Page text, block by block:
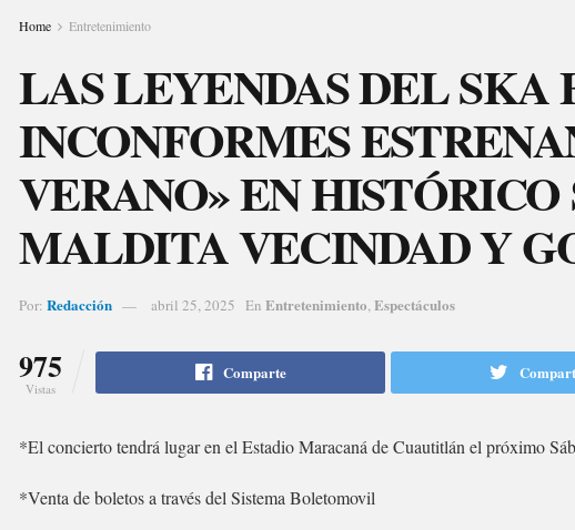
Home Entretenimiento
LAS LEYENDAS DEL SKA
INCONFORMES
VERANO» EN HISTÓRICO
MALDITA VECINDAD Y
Por: Redacción abril 25, 2025 En Entretenimiento,Espectáculos
975
Vistas
Comparte
*El concierto tendrá lugar en el Estadio Maracaná de Cuautitlán el próximo
*Venta de boletos a través del Sistema Boletomovil